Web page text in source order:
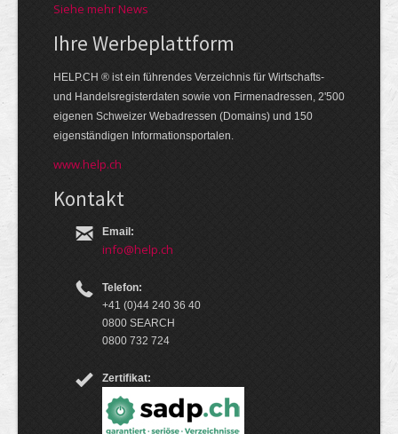
Siehe mehr News
Ihre Werbe­platt­form
HELP.CH ® ist ein führendes Ver­zeich­nis für Wirt­schafts-
und Handels­register­daten so­wie von Firmen­adressen, 2'500
eige­nen Schweizer Web­adressen (Domains) und 150
eigen­ständigen Infor­mations­por­talen.
www.help.ch
Kontakt
Email:
info@help.ch
Telefon:
+41 (0)44 240 36 40
0800 SEARCH
0800 732 724
Zertifikat: